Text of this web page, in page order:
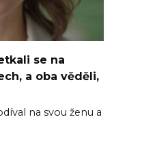
se na
a oba věděli,
na svou ženu a